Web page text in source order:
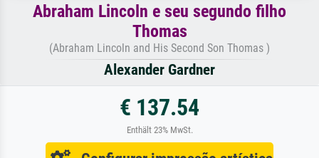
Abraham Lincoln e seu segundo filho
Thomas
(Abraham Lincoln and His Second Son Thomas )
Alexander Gardner
€ 137.54
Enthält 23% MwSt.